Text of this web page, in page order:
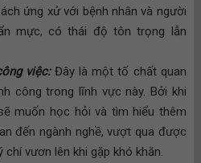
ứng xử với bệnh nhân và người
mực, có thái độ tôn trọng lẫn
việc:Đây là một tố chất quan
công trong lĩnh vực này. Bởi khi
muốn học hỏi và tìm hiểu thêm
đến ngành nghề, vượt qua được
vươn lên khi gặp khó khăn.